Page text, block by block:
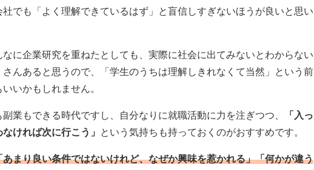
社でも「よく理解できているはず」と盲信しすぎないほうが良いと思い
なに企業研究を重ねたとしても、実際に社会に出てみないとわからない
さんあると思うので、「学生のうちは理解しきれなくて当然」という前
いかもしれません。
業もできる時代ですし、自分なりに就職活動に力を注ぎつつ、
「入っ
ければ次に行こう」
という気持ちも持っておくのがおすすめです。
あまり良い条件ではないけれど、なぜか興味を惹かれる」「何かが違う